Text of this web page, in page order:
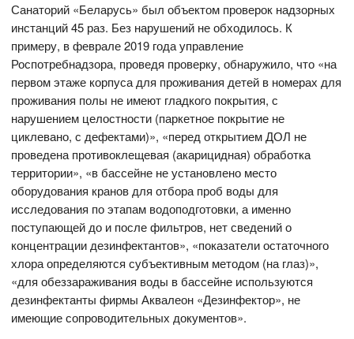
Санаторий «Беларусь» был объектом проверок надзорных
инстанций 45 раз. Без нарушений не обходилось. К
примеру, в феврале 2019 года управление
Роспотребнадзора, проведя проверку, обнаружило, что «на
первом этаже корпуса для проживания детей в номерах для
проживания полы не имеют гладкого покрытия, с
нарушением целостности (паркетное покрытие не
циклевано, с дефектами)», «перед открытием ДОЛ не
проведена противоклещевая (акарицидная) обработка
территории», «в бассейне не установлено место
оборудования кранов для отбора проб воды для
исследования по этапам водоподготовки, а именно
поступающей до и после фильтров, нет сведений о
концентрации дезинфектантов», «показатели остаточного
хлора определяются субъективным методом (на глаз)»,
«для обеззараживания воды в бассейне используются
дезинфектанты фирмы Аквалеон «Дезинфектор», не
имеющие сопроводительных документов».